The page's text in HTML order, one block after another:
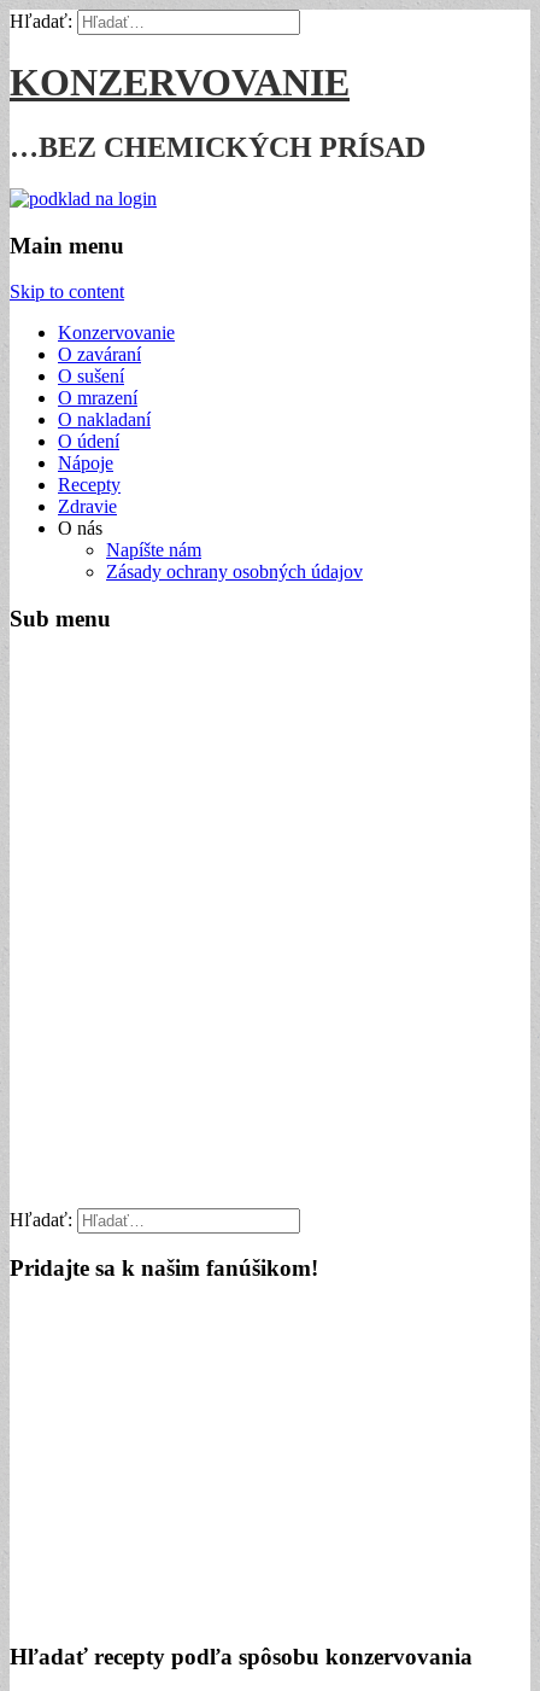
Hľadať:
KONZERVOVANIE
…BEZ CHEMICKÝCH PRÍSAD
Main menu
Skip to content
Konzervovanie
O zaváraní
O sušení
O mrazení
O nakladaní
O údení
Nápoje
Recepty
Zdravie
O nás
Napíšte nám
Zásady ochrany osobných údajov
Sub menu
Hľadať:
Pridajte sa k našim fanúšikom!
Hľadať recepty podľa spôsobu konzervovania